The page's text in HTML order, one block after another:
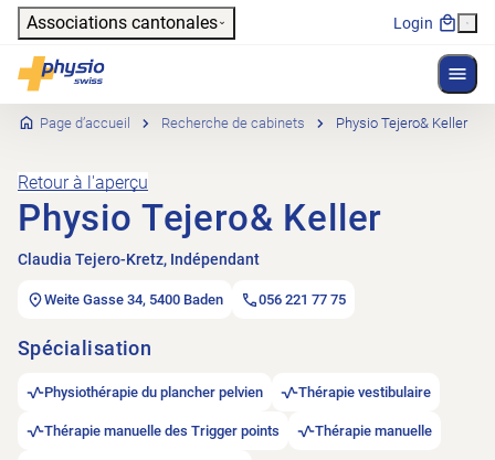
Header
Associations cantonales Login
Physioswiss
Navigation principale
Page d’accueil Recherche de cabinets Physio Tejero& Keller
Retour à l'aperçu
Physio Tejero& Keller
Claudia Tejero-Kretz, Indépendant
Weite Gasse 34, 5400 Baden 056 221 77 75
Spécialisation
Physiothérapie du plancher pelvien Thérapie vestibulaire
Thérapie manuelle des Trigger points Thérapie manuelle